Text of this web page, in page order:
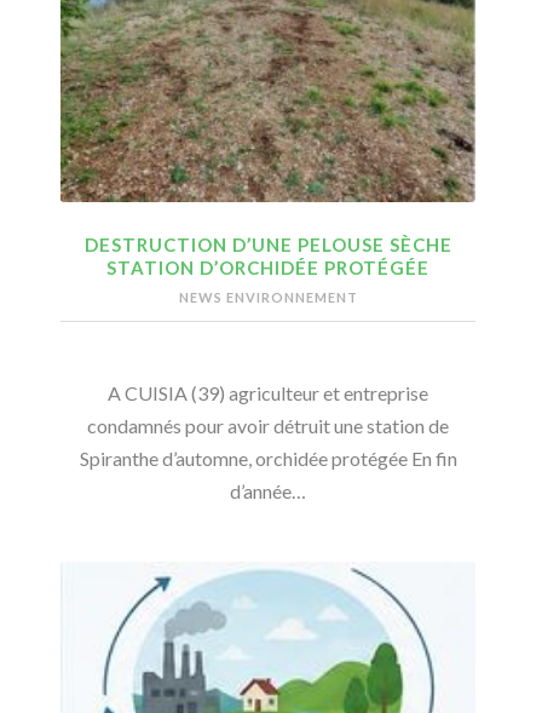
DESTRUCTION D’UNE PELOUSE SÈCHE
STATION D’ORCHIDÉE PROTÉGÉE
NEWS ENVIRONNEMENT
A CUISIA (39) agriculteur et entreprise
condamnés pour avoir détruit une station de
Spiranthe d’automne, orchidée protégée En fin
d’année…